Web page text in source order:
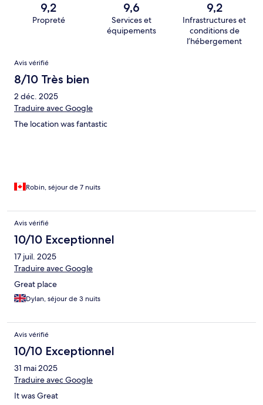
9,2
Propreté
9,6
Services et
équipements
9,2
Infrastructures et
conditions de
l’hébergement
Avis
Avis vérifié
8/10 Très bien
2 déc. 2025
Traduire avec Google
The location was fantastic
Robin, séjour de 7 nuits
Avis vérifié
10/10 Exceptionnel
17 juil. 2025
Traduire avec Google
Great place
Dylan, séjour de 3 nuits
Avis vérifié
10/10 Exceptionnel
31 mai 2025
Traduire avec Google
It was Great